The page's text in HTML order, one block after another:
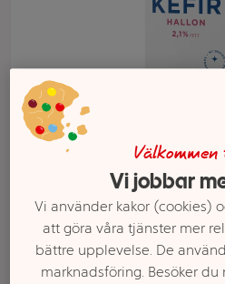
Välj butik
Sortimentet kan
Vi jobbar
Vi använder kakor (cookies)
att göra våra tjänster mer
bättre upplevelse. De
marknadsföring. Besöker